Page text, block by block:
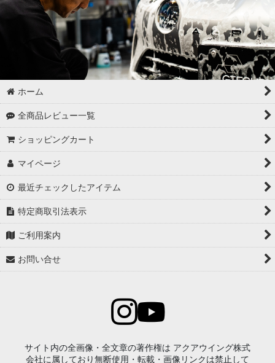
02 -------------------
ボディコーティング（通常カラー）
ボディコーティング（マットカラー）
アルミホイールコーティング（クリアーコートなし アルミ素地
）
アルミホイールコーティング（メッキ・スパッタリング）
アルミホイールコーティング（艶消〜半艶 マットカラー）
アルミホイールコーティング（クリアーなし ソリッドカラー塗
装）
ウインドウガラスの撥水コーティング
ヘッドライトのコーティング
メッキパーツ（鉄ベース）のコーティング
未塗装樹脂パーツ（凹凸・梨地状）のコーティング
ホーム
全商品レビュー一覧
ショッピングカート
マイページ
最近チェックしたアイテム
特定商取引法表示
ご利用案内
お問い合せ
サイト内の全画像・全文章の著作権は アクアウイング株式
会社に属しており無断使用・転載・画像リンクは禁止して